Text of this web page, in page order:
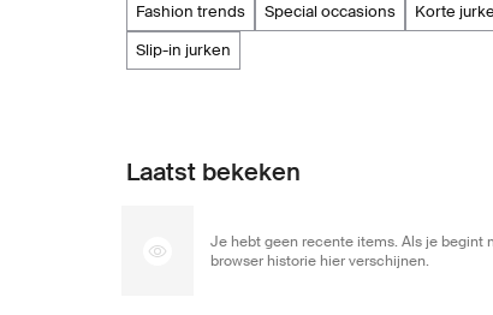
fashion trends
special occasions
korte
slip-in jurken
Laatst bekeken
Je hebt geen recente items. Als je begint
browser historie hier verschijnen.